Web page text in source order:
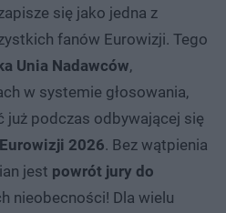
się jako jedna z
fanów Eurowizji. Tego
Unia Nadawców,
w systemie głosowania,
już podczas odbywającej się
Eurowizji 2026. Bez wątpienia
jest powrót jury do
nieobecności! Dla wielu